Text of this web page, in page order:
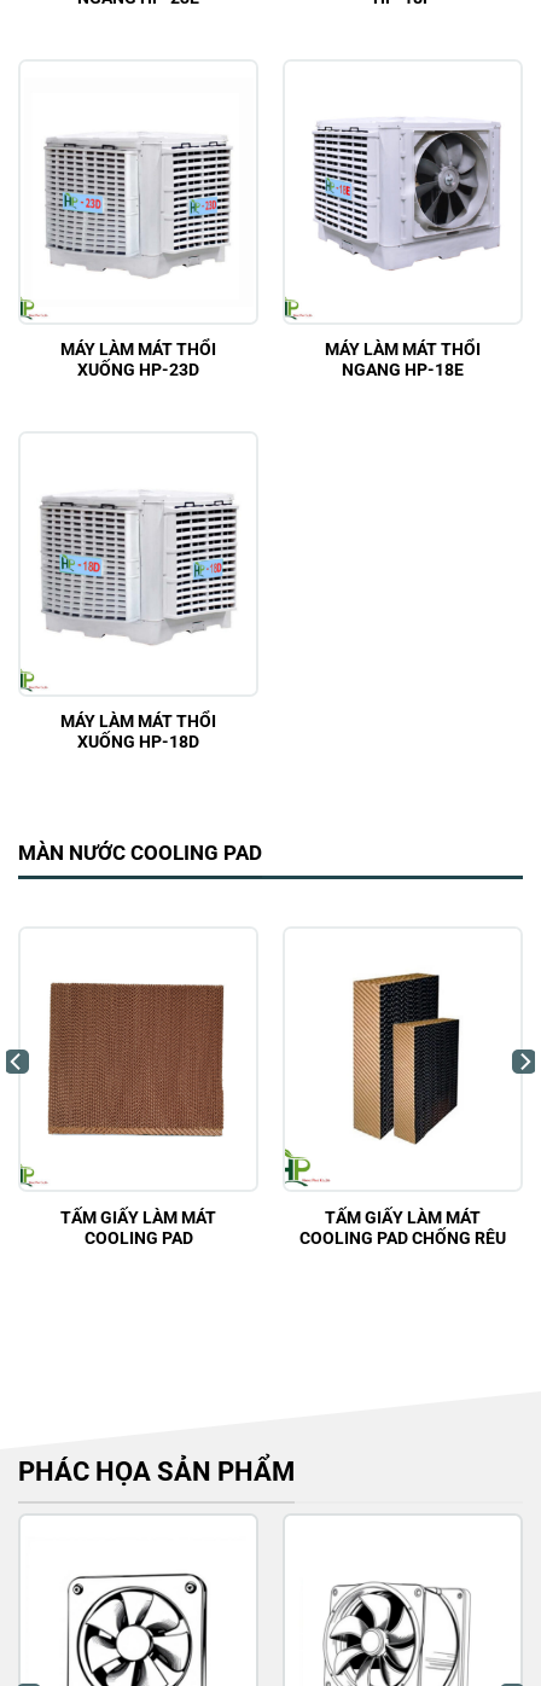
MÁY LÀM MÁT THỔI
XUỐNG HP-23D
MÁY LÀM MÁT THỔI
NGANG HP-18E
MÁY LÀM MÁT THỔI
XUỐNG HP-18D
MÀN NƯỚC COOLING PAD
TẤM GIẤY LÀM MÁT
COOLING PAD
TẤM GIẤY LÀM MÁT
COOLING PAD CHỐNG RÊU
PHÁC HỌA SẢN PHẨM